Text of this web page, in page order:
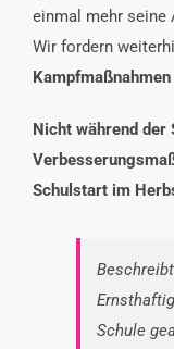
einmal mehr seine
Wir fordern
Nicht während der
Schulstart im
Schule